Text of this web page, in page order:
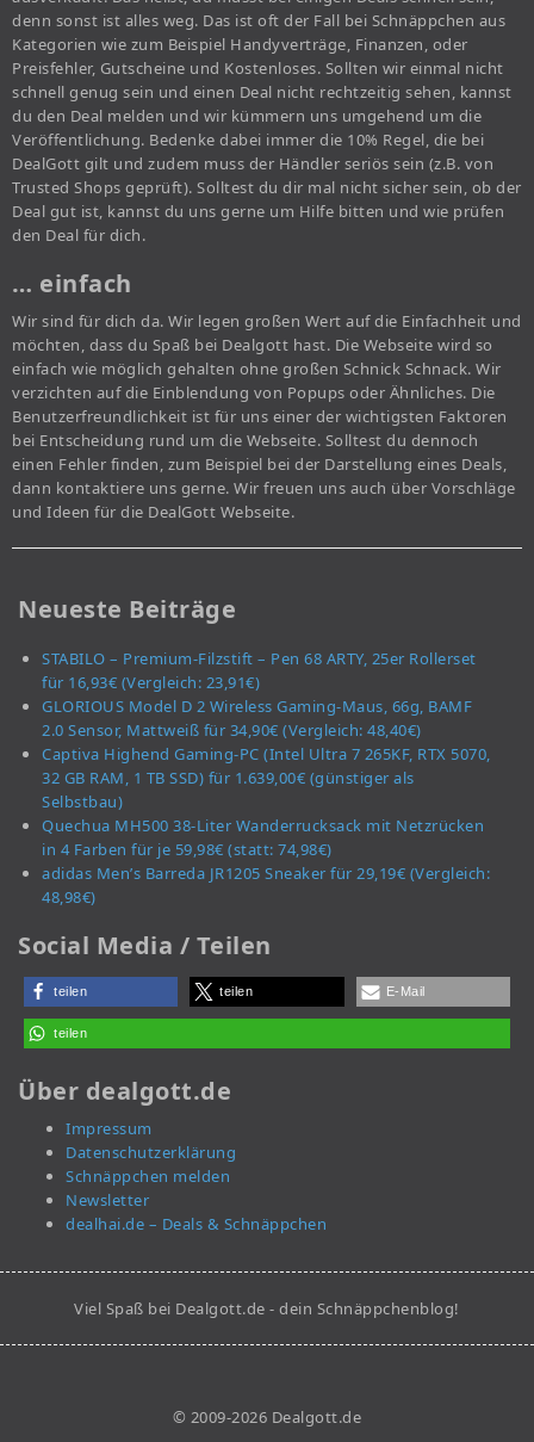
denn sonst ist alles weg. Das ist oft der Fall bei Schnäppchen aus
Kategorien wie zum Beispiel Handyverträge, Finanzen, oder
Preisfehler, Gutscheine und Kostenloses. Sollten wir einmal nicht
schnell genug sein und einen Deal nicht rechtzeitig sehen, kannst
du den Deal melden und wir kümmern uns umgehend um die
Veröffentlichung. Bedenke dabei immer die 10% Regel, die bei
DealGott gilt und zudem muss der Händler seriös sein (z.B. von
Trusted Shops geprüft). Solltest du dir mal nicht sicher sein, ob der
Deal gut ist, kannst du uns gerne um Hilfe bitten und wie prüfen
den Deal für dich.
… einfach
Wir sind für dich da. Wir legen großen Wert auf die Einfachheit und
möchten, dass du Spaß bei Dealgott hast. Die Webseite wird so
einfach wie möglich gehalten ohne großen Schnick Schnack. Wir
verzichten auf die Einblendung von Popups oder Ähnliches. Die
Benutzerfreundlichkeit ist für uns einer der wichtigsten Faktoren
bei Entscheidung rund um die Webseite. Solltest du dennoch
einen Fehler finden, zum Beispiel bei der Darstellung eines Deals,
dann kontaktiere uns gerne. Wir freuen uns auch über Vorschläge
und Ideen für die DealGott Webseite.
Neueste Beiträge
STABILO – Premium-Filzstift – Pen 68 ARTY, 25er Rollerset
für 16,93€ (Vergleich: 23,91€)
GLORIOUS Model D 2 Wireless Gaming-Maus, 66g, BAMF
2.0 Sensor, Mattweiß für 34,90€ (Vergleich: 48,40€)
Captiva Highend Gaming-PC (Intel Ultra 7 265KF, RTX 5070,
32 GB RAM, 1 TB SSD) für 1.639,00€ (günstiger als
Selbstbau)
Quechua MH500 38-Liter Wanderrucksack mit Netzrücken
in 4 Farben für je 59,98€ (statt: 74,98€)
adidas Men’s Barreda JR1205 Sneaker für 29,19€ (Vergleich:
48,98€)
Social Media / Teilen
teilen teilen E-Mail
teilen
Über dealgott.de
Impressum
Datenschutzerklärung
Schnäppchen melden
Newsletter
dealhai.de – Deals & Schnäppchen
Viel Spaß bei Dealgott.de - dein Schnäppchenblog!
© 2009-2026 Dealgott.de